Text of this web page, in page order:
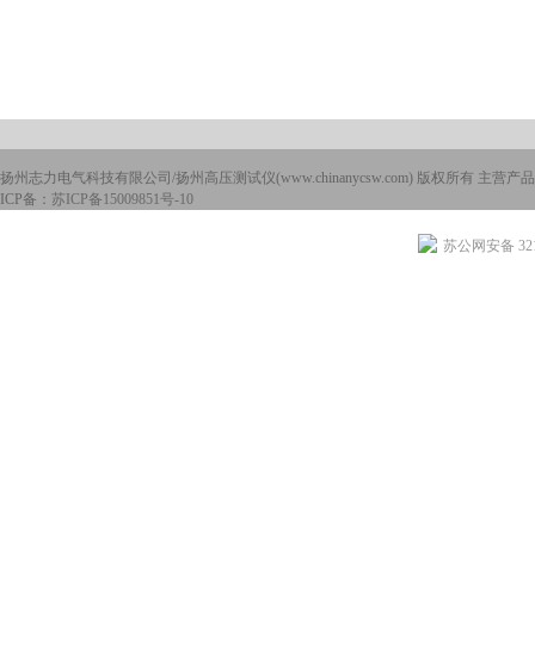
扬州志力电气科技有限公司/扬州高压测试仪(www.chinanycsw.com) 版权所有 主营产
ICP备： 苏ICP备15009851号-10
苏公网安备